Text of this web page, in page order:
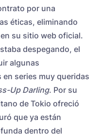
por una
éticas, eliminando
su sitio web oficial.
despegando, el
algunas
series muy queridas
Up Darling. Por su
de Tokio ofreció
que ya están
dentro del